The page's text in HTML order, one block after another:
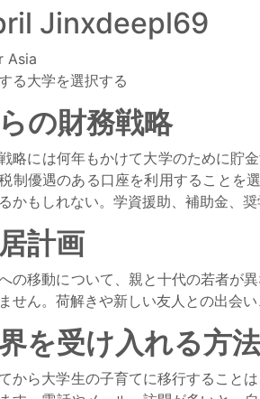
Jinxdeepl69
Asia
る大学を選択する
の財務戦略
略には何年もかけて大学のために貯
制優遇のある口座を利用することを
かもしれない。学資援助、補助金、
計画
の移動について、親と十代の若者が
せん。荷解きや新しい友人との出会
を受け入れる方
から大学生の子育てに移行すること